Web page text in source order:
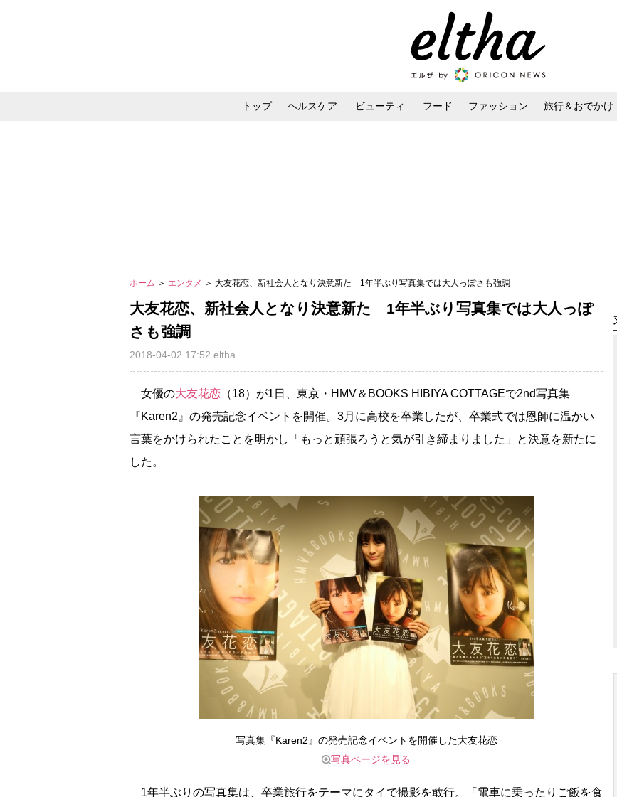
トップ ヘルスケア ビューティ フード ファッション 旅行＆おでかけ
ホーム ＞ エンタメ ＞ 大友花恋、新社会人となり決意新た 1年半ぶり写真集では大人っぽさも強調
大友花恋、新社会人となり決意新た 1年半ぶり写真集では大人っぽ
さも強調
2018-04-02 17:52 eltha
女優の大友花恋 （18）が1日、東京・HMV＆BOOKS HIBIYA COTTAGEで2nd写真集
『Karen2』の発売記念イベントを開催。3月に高校を卒業したが、卒業式では恩師に温かい
言葉をかけられたことを明かし「もっと頑張ろうと気が引き締まりました」と決意を新たに
した。
写真集『Karen2』の発売記念イベントを開催した大友花恋
写真ページを見る
1年半ぶりの写真集は、卒業旅行をテーマにタイで撮影を敢行。「電車に乗ったりご飯を食